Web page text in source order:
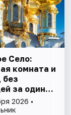
Село:
комната и
без
за один
2026 •